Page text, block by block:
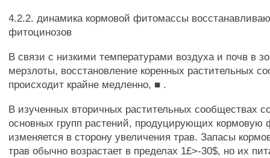
4.2.2. динамика кормовой фитомассы
фитоцинозов
В связи с низкими температурами воздуха и почв в
мерзлоты, восстановление коренных растительных
происходит крайне медленно, ■ .
В изученных вторичных растительных сообществах
основных групп растений, продуцирующих кормовую
изменяется в сторону увеличения трав. Запасы
трав обычно возрастает в пределах 1£>-30$, но их